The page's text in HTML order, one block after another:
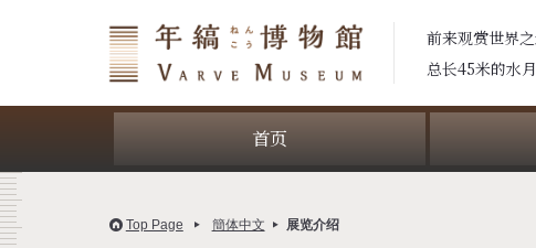
前来观赏世界
总长45米的水
首页
Top Page 簡体中文 展览介绍